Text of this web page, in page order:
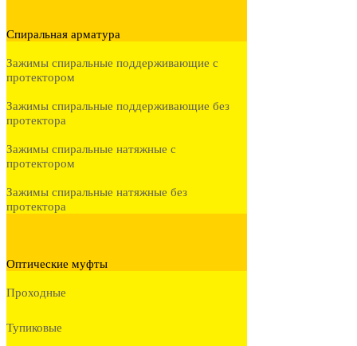
Спиральная арматура
Зажимы спиральные поддерживающие с
протектором
Зажимы спиральные поддерживающие без
протектора
Зажимы спиральные натяжные с
протектором
Зажимы спиральные натяжные без
протектора
Оптические муфты
Проходные
Тупиковые